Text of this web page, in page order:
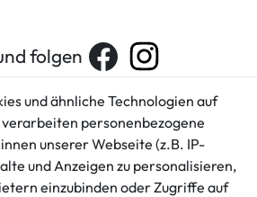
folgen
Rechtliches
AGB
Impressum
und ähnliche Technologien auf
personenbezogene
unserer Webseite (z.B. IP-
und Anzeigen zu personalisieren,
einzubinden oder Zugriffe auf